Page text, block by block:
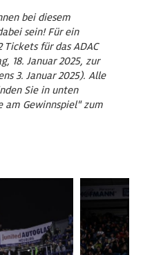
bei diesem
sein! Für ein
für das ADAC
18. Januar 2025, zur
3. Januar 2025). Alle
Sie in unten
am Gewinnspiel" zum